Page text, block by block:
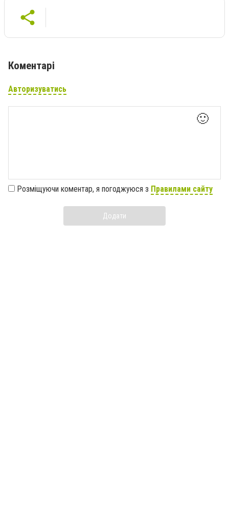
Коментарі
Авторизуватись
🙂
Розміщуючи коментар, я погоджуюся з Правилами сайту
Додати